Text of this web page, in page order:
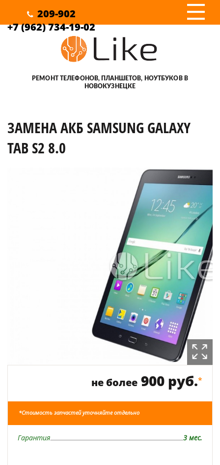
209-902
+7 (962) 734-19-02
III
РЕМОНТ ТЕЛЕФОНОВ, ПЛАНШЕТОВ, НОУТБУКОВ В
НОВОКУЗНЕЦКЕ
ЗАМЕНА АКБ SAMSUNG GALAXY
TAB S2 8.0
не более 900 руб.*
*Стоимость запчастей уточняйте отдельно
Гарантия 3 мес.